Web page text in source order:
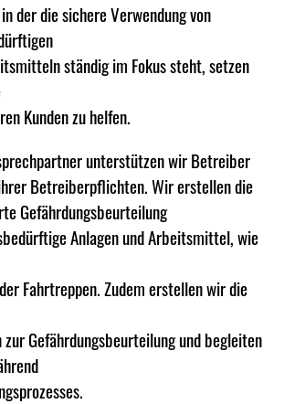
der die sichere Verwendung von
ständig im Fokus steht, setzen
Kunden zu helfen.
unterstützen wir Betreiber
Betreiberpflichten. Wir erstellen die
Gefährdungsbeurteilung
Anlagen und Arbeitsmittel, wie
Fahrtreppen. Zudem erstellen wir die
Gefährdungsbeurteilung und begleiten